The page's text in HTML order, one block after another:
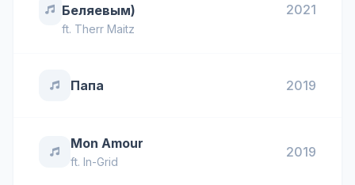
Беляевым)
ft. Therr Maitz
2021
Папа 2019
Mon Amour
ft. In-Grid
2019